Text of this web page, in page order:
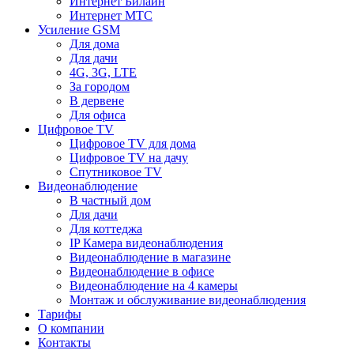
Интернет МТС
Усиление GSM
Для дома
Для дачи
4G, 3G, LTE
За городом
В дервене
Для офиса
Цифровое TV
Цифровое TV для дома
Цифровое TV на дачу
Спутниковое TV
Видеонаблюдение
В частный дом
Для дачи
Для коттеджа
IP Камера видеонаблюдения
Видеонаблюдение в магазине
Видеонаблюдение в офисе
Видеонаблюдение на 4 камеры
Монтаж и обслуживание видеонаблюдения
Тарифы
О компании
Контакты